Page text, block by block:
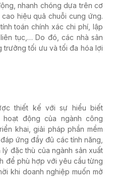
nhanh chóng dựa trên cơ
hiệu quả chuỗi cung ứng.
toán chính xác chi phí, lập
tục,… Do đó, các nhà sản
trưởng tối ưu và tối đa hóa lợi
thiết kế với sự hiểu biết
động của ngành công
khai, giải pháp phần mềm
đáp ứng đầy đủ các tính năng,
đặc thù của ngành sản xuất
để phù hợp với yêu cầu từng
khi doanh nghiệp muốn mở